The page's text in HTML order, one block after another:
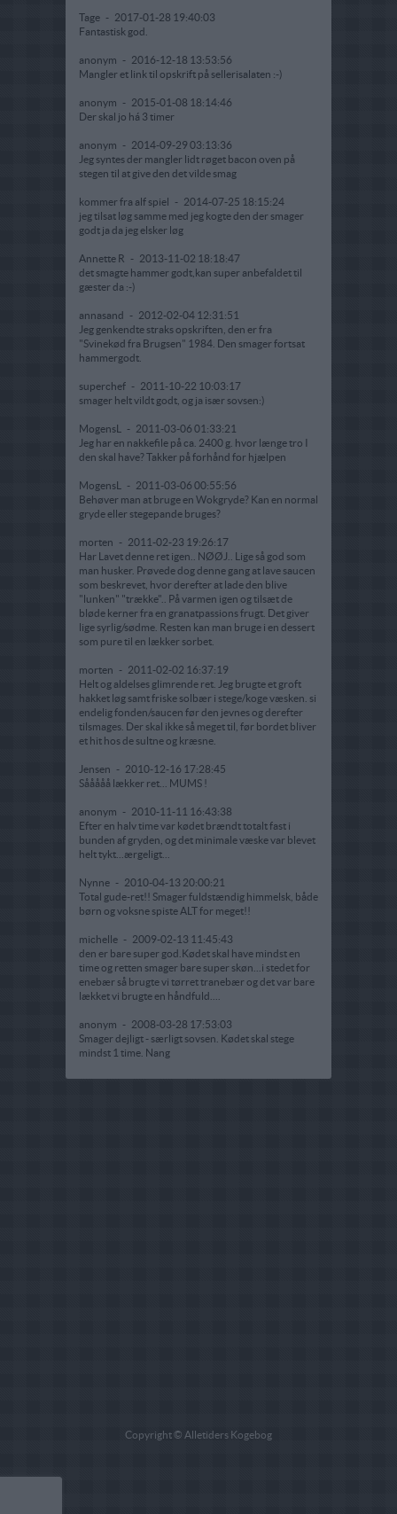
Tage - 2017-01-28 19:40:03
Fantastisk god.
anonym - 2016-12-18 13:53:56
Mangler et link til opskrift på sellerisalaten :-)
anonym - 2015-01-08 18:14:46
Der skal jo há 3 timer
anonym - 2014-09-29 03:13:36
Jeg syntes der mangler lidt røget bacon oven på
stegen til at give den det vilde smag
kommer fra alf spiel - 2014-07-25 18:15:24
jeg tilsat løg samme med jeg kogte den der smager
godt ja da jeg elsker løg
Annette R - 2013-11-02 18:18:47
det smagte hammer godt,kan super anbefaldet til
gæster da :-)
annasand - 2012-02-04 12:31:51
Jeg genkendte straks opskriften, den er fra
"Svinekød fra Brugsen" 1984. Den smager fortsat
hammergodt.
superchef - 2011-10-22 10:03:17
smager helt vildt godt, og ja især sovsen:)
MogensL - 2011-03-06 01:33:21
Jeg har en nakkefile på ca. 2400 g. hvor længe tro I
den skal have? Takker på forhånd for hjælpen
MogensL - 2011-03-06 00:55:56
Behøver man at bruge en Wokgryde? Kan en normal
gryde eller stegepande bruges?
morten - 2011-02-23 19:26:17
Har Lavet denne ret igen.. NØØJ.. Lige så god som
man husker. Prøvede dog denne gang at lave saucen
som beskrevet, hvor derefter at lade den blive
"lunken" "trække".. På varmen igen og tilsæt de
bløde kerner fra en granatpassions frugt. Det giver
lige syrlig/sødme. Resten kan man bruge i en dessert
som pure til en lækker sorbet.
morten - 2011-02-02 16:37:19
Helt og aldelses glimrende ret. Jeg brugte et groft
hakket løg samt friske solbær i stege/koge væsken. si
endelig fonden/saucen før den jevnes og derefter
tilsmages. Der skal ikke så meget til, før bordet bliver
et hit hos de sultne og kræsne.
Jensen - 2010-12-16 17:28:45
Sååååå lækker ret... MUMS !
anonym - 2010-11-11 16:43:38
Efter en halv time var kødet brændt totalt fast i
bunden af gryden, og det minimale væske var blevet
helt tykt...ærgeligt...
Nynne - 2010-04-13 20:00:21
Total gude-ret!! Smager fuldstændig himmelsk, både
børn og voksne spiste ALT for meget!!
michelle - 2009-02-13 11:45:43
den er bare super god.Kødet skal have mindst en
time og retten smager bare super skøn...i stedet for
enebær så brugte vi tørret tranebær og det var bare
lækket vi brugte en håndfuld....
anonym - 2008-03-28 17:53:03
Smager dejligt - særligt sovsen. Kødet skal stege
mindst 1 time. Nang
Copyright © Alletiders Kogebog